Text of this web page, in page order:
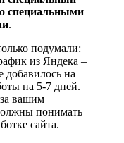
специальными
.
подумали:
из Яндека –
добавилось на
на 5-7 дней.
вашим
понимать
сайта.